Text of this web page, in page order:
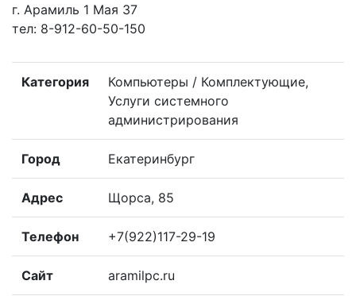
г. Арамиль 1 Мая 37
тел: 8-912-60-50-150
Категория
Компьютеры / Комплектующие,
Услуги системного
администрирования
Город Екатеринбург
Адрес Щорса, 85
Телефон +7(922)117-29-19
Сайт aramilpc.ru